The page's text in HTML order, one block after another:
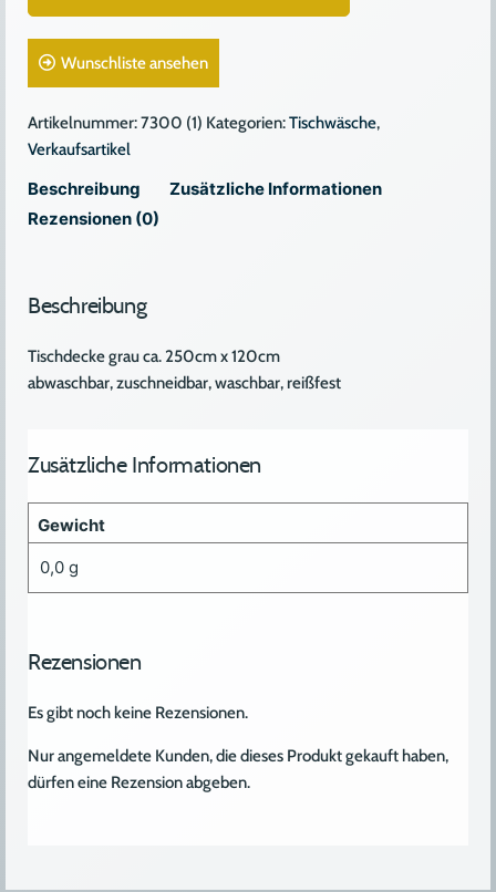
Wunschliste ansehen
Artikelnummer:7300 (1) Kategorien:Tischwäsche,
Verkaufsartikel
Beschreibung
Zusätzliche Informationen
Rezensionen (0)
Beschreibung
Tischdecke grau ca. 250cm x 120cm
abwaschbar, zuschneidbar, waschbar, reißfest
Zusätzliche Informationen
Gewicht
0,0 g
Rezensionen
Es gibt noch keine Rezensionen.
Nur angemeldete Kunden, die dieses Produkt gekauft haben,
dürfen eine Rezension abgeben.